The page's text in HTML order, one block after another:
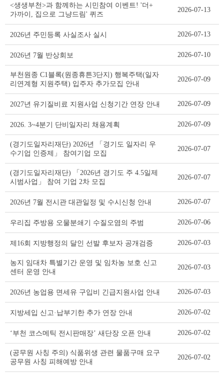
테
이
블
<생생부천>과 함께하는 시민참여 이벤트! '더+
가까이, 집으로 그냥드림' 퀴즈
2026-07-13
2026년 주민등록 사실조사 실시 2026-07-13
2026년 7월 반상회보 2026-07-10
부천원종 C1블록(원종휴튼3단지) 행복주택(일자
리연계형 지원주택) 입주자 추가모집 안내
2026-07-09
2027년 유기질비료 지원사업 신청기간 연장 안내 2026-07-09
2026. 3~4분기 단비일자리 채용계획 2026-07-09
(경기도일자리재단) 2026년 「경기도 일자리 우
수기업 인증제」 참여기업 모집
2026-07-07
(경기도일자리재단) 「2026년 경기도 주 4.5일제
시범사업」 참여 기업 2차 모집
2026-07-07
2026년 7월 전시관 대관일정 및 수시신청 안내 2026-07-07
우리집 주방용 오물분쇄기 수질오염의 주범 2026-07-06
제16회 지방행정의 달인 선발 후보자 공개검증 2026-07-03
농지 임대차 특별기간 운영 및 임차농 보호 신고
센터 운영 안내
2026-07-03
2026년 농업용 면세유 구입비 긴급지원사업 안내 2026-07-03
지방세입 신고·납부기한 추가 연장 안내 2026-07-02
‘부천 코스메틱 전시판매장’ 새단장 오픈 안내 2026-07-02
(공무원 사칭 주의) 식품위생 관련 물품구매 요구
공무원 사칭 피해예방 안내
2026-07-02